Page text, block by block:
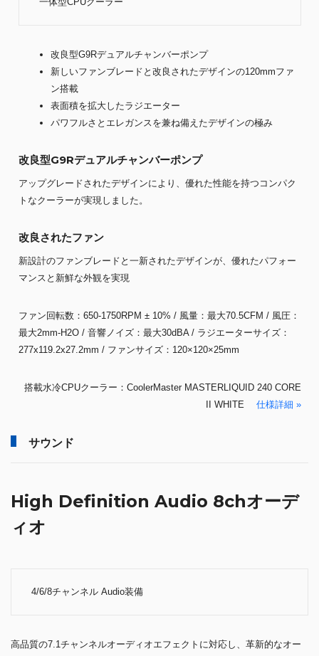
改良型G9Rデュアルチャンバーポンプ
新しいファンブレードと改良されたデザインの120mmファ
ン搭載
表面積を拡大したラジエーター
パワフルさとエレガンスを兼ね備えたデザインの極み
改良型G9Rデュアルチャンバーポンプ
アップグレードされたデザインにより、優れた性能を持つコンパク
トなクーラーが実現しました。
改良されたファン
新設計のファンブレードと一新されたデザインが、優れたパフォー
マンスと新鮮な外観を実現
ファン回転数：650-1750RPM ± 10% / 風量：最大70.5CFM / 風圧：
最大2mm-H2O / 音響ノイズ：最大30dBA / ラジエーターサイズ：
277x119.2x27.2mm / ファンサイズ：120×120×25mm
搭載水冷CPUクーラー：CoolerMaster MASTERLIQUID 240 CORE
II WHITE 仕様詳細 »
サウンド
High Definition Audio 8chオーデ
ィオ
4/6/8チャンネル Audio装備
高品質の7.1チャンネルオーディオエフェクトに対応し、革新的なオー